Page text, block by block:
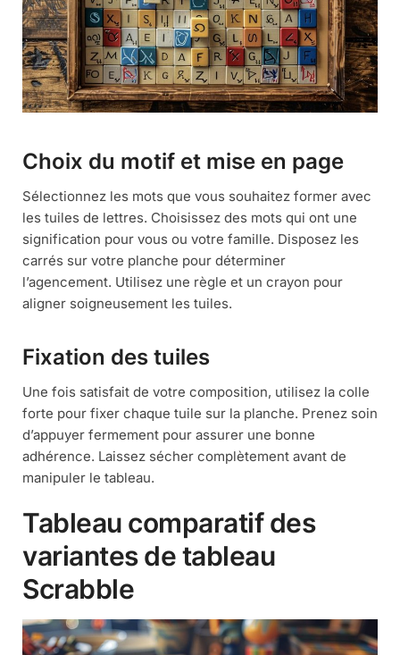
Choix du motif et mise en page
Sélectionnez les mots que vous souhaitez former avec
les tuiles de lettres. Choisissez des mots qui ont une
signification pour vous ou votre famille. Disposez les
carrés sur votre planche pour déterminer
l’agencement. Utilisez une règle et un crayon pour
aligner soigneusement les tuiles.
Fixation des tuiles
Une fois satisfait de votre composition, utilisez la colle
forte pour fixer chaque tuile sur la planche. Prenez soin
d’appuyer fermement pour assurer une bonne
adhérence. Laissez sécher complètement avant de
manipuler le tableau.
Tableau comparatif des
variantes de tableau
Scrabble